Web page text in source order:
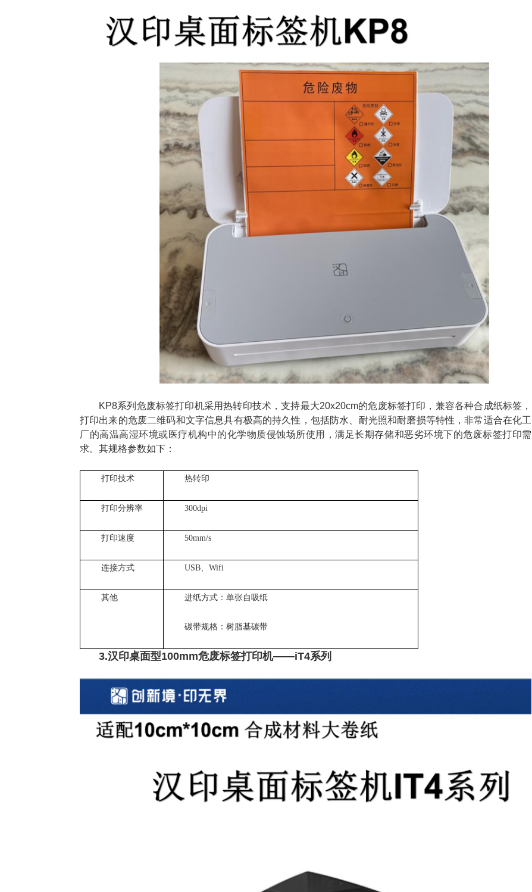
KP8系列危废标签打印机采用热转印技术，支持最大20x20cm的危废标签打印，兼容各种合成纸标签，
打印出来的危废二维码和文字信息具有极高的持久性，包括防水、耐光照和耐磨损等特性，非常适合在化工
厂的高温高湿环境或医疗机构中的化学物质侵蚀场所使用，满足长期存储和恶劣环境下的危废标签打印需
求。其规格参数如下：
打印技术 热转印
打印分辨率 300dpi
打印速度 50mm/s
连接方式 USB、Wifi
其他 进纸方式：单张自吸纸
碳带规格：树脂基碳带
3.汉印桌面型100mm危废标签打印机——iT4系列